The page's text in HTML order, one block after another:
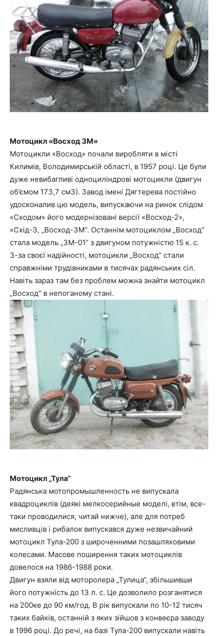
Мотоцикл «Восход 3М»
Мотоцикли «Восход» почали виробляти в місті
Килимів, Володимирській області, в 1957 році. Це були
дуже невибагливі одноциліндрові мотоцикли (двигун
об’ємом 173,7 см3). Завод імені Дягтерева постійно
удосконалив цю модель, випускаючи на ринок слідом
«Сходом» його модернізовані версії «Восход-2»,
«Схід-3, „Восход-3М“. Останнім мотоциклом „Восход“
стала модель „3М-01“ з двигуном потужністю 15 к. с.
З-за своєї надійності, мотоцикли „Восход“ стали
справжніми трудівниками в тисячах радянських сіл.
Навіть зараз там без проблем можна знайти мотоцикл
„Восход“ в непоганому стані.
Мотоцикл „Тула“
Радянська мотопромышленность не випускала
квадроциклів (деякі мелкосерийные моделі, втім, все-
таки проводилися, читай нижче), але для потреб
мисливців і рибалок випускався дуже незвичайний
мотоцикл Тула-200 з широченними позашляховими
колесами. Масове поширення таких мотоциклів
довелося на 1986-1988 роки.
Двигун взяли від моторолера „Тулица“, збільшивши
його потужність до 13 л. с. Це дозволило розганятися
на 200ке до 90 км/год. В рік випускали по 10-12 тисяч
таких байків, останній з яких зійшов з конвеєра заводу
в 1996 році. До речі, на базі Тула-200 випускали навіть